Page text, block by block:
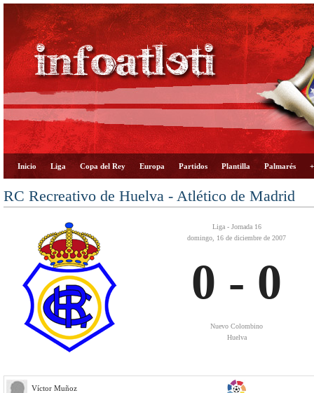
Inicio Liga Copa del Rey Europa Partidos Plantilla Palmarés
RC Recreativo de Huelva - Atlético de Madrid
Liga - Jornada 16
domingo, 16 de diciembre de 2007
0 - 0
Nuevo Colombino
Huelva
Víctor Muñoz